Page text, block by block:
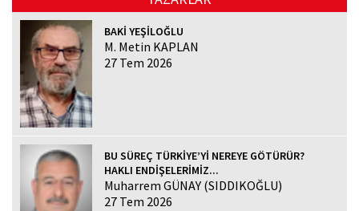
BAKİ YEŞİLOĞLU
M. Metin KAPLAN
27 Tem 2026
BU SÜREÇ TÜRKİYE’Yİ NEREYE GÖTÜRÜR?
HAKLI ENDİŞELERİMİZ...
Muharrem GÜNAY (SIDDIKOĞLU)
27 Tem 2026